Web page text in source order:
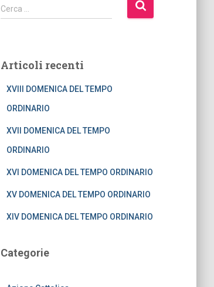
R
i
c
Cerca …
Articoli recenti
XVIII DOMENICA DEL TEMPO
ORDINARIO
XVII DOMENICA DEL TEMPO
ORDINARIO
XVI DOMENICA DEL TEMPO ORDINARIO
XV DOMENICA DEL TEMPO ORDINARIO
XIV DOMENICA DEL TEMPO ORDINARIO
Categorie